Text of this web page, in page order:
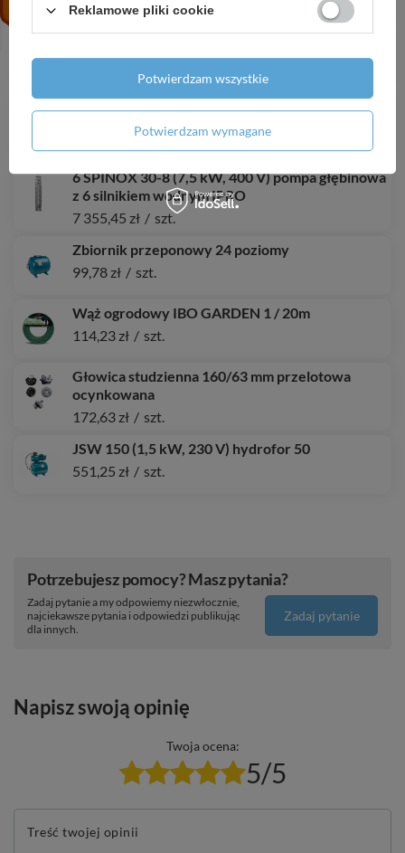
2 351,29 zł / szt.
4 SDM 6-14 (2,2 kW, 230 V) pompa głębinowa z
kablem 20 m
6 SPINOX 30-8 (7,5 kW, 400 V) pompa głębinowa
z 6 silnikiem wodnym IPRO
7 355,45 zł / szt.
Zbiornik przeponowy 24 poziomy
99,78 zł / szt.
Wąż ogrodowy IBO GARDEN 1 / 20m
114,23 zł / szt.
Głowica studzienna 160/63 mm przelotowa
ocynkowana
172,63 zł / szt.
JSW 150 (1,5 kW, 230 V) hydrofor 50
551,25 zł / szt.
Potrzebujesz pomocy? Masz pytania?
Zadaj pytanie a my odpowiemy niezwłocznie,
najciekawsze pytania i odpowiedzi publikując
dla innych.
Zadaj pytanie
Napisz swoją opinię
Twoja ocena:
5/5
Treść twojej opinii
Reklamowe pliki cookie
Potwierdzam wymagane
Potwierdzam wszystkie